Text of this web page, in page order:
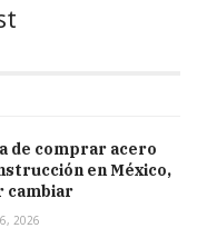
de comprar acero
en México,
cambiar
2026